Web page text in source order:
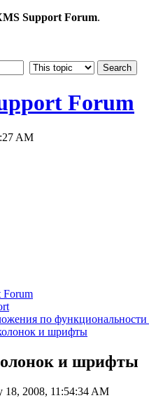
Support Forum.
Forum
AM
Forum
по
и шрифты
и шрифты
18, 2008, 11:54:34 AM